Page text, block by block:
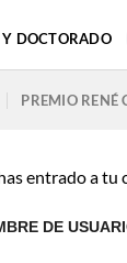
DOCTORADO
PREMIO RENÉ
entrado a tu
DE